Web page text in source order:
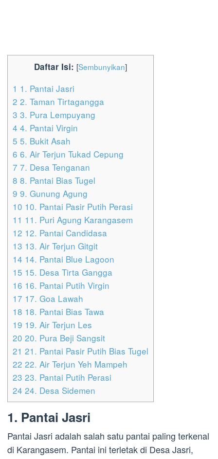
Daftar Isi: [Sembunyikan]
1 1. Pantai Jasri
2 2. Taman Tirtagangga
3 3. Pura Lempuyang
4 4. Pantai Virgin
5 5. Bukit Asah
6 6. Air Terjun Tukad Cepung
7 7. Desa Tenganan
8 8. Pantai Bias Tugel
9 9. Gunung Agung
10 10. Pantai Pasir Putih Perasi
11 11. Puri Agung Karangasem
12 12. Pantai Candidasa
13 13. Air Terjun Gitgit
14 14. Pantai Blue Lagoon
15 15. Desa Tirta Gangga
16 16. Pantai Putih Virgin
17 17. Goa Lawah
18 18. Pantai Bias Tawa
19 19. Air Terjun Les
20 20. Pura Beji Sangsit
21 21. Pantai Pasir Putih Bias Tugel
22 22. Air Terjun Yeh Mampeh
23 23. Pantai Putih Perasi
24 24. Desa Sidemen
1. Pantai Jasri
Pantai Jasri adalah salah satu pantai paling terkenal
di Karangasem. Pantai ini terletak di Desa Jasri,